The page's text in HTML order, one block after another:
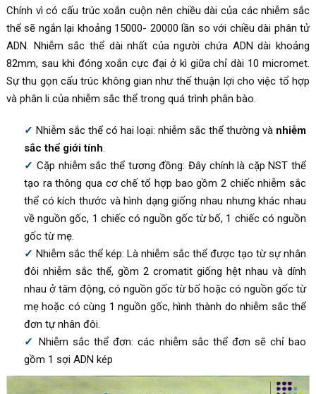
Chính vì có cấu trúc xoắn cuộn nên chiều dài của các nhiễm sắc
thể sẽ ngắn lại khoảng 15000- 20000 lần so với chiều dài phân tử
ADN. Nhiễm sắc thể dài nhất của người chứa ADN dài khoảng
82mm, sau khi đóng xoắn cực đại ở kì giữa chỉ dài 10 micromet.
Sự thu gọn cấu trúc không gian như thế thuận lợi cho việc tổ hợp
và phân li của nhiễm sắc thể trong quá trình phân bào.
Nhiễm sắc thể có hai loại: nhiễm sắc thể thường và nhiễm
sắc thể giới tính.
Cặp nhiễm sắc thể tương đồng: Đây chính là cặp NST thể
tạo ra thông qua cơ chế tổ hợp bao gồm 2 chiếc nhiễm sắc
thể có kích thước và hình dạng giống nhau nhưng khác nhau
về nguồn gốc, 1 chiếc có nguồn gốc từ bố, 1 chiếc có nguồn
gốc từ mẹ.
Nhiễm sắc thể kép: Là nhiễm sắc thể được tạo từ sự nhân
đôi nhiễm sắc thể, gồm 2 cromatit giống hệt nhau và dính
nhau ở tâm động, có nguồn gốc từ bố hoặc có nguồn gốc từ
mẹ hoặc có cùng 1 nguồn gốc, hình thành do nhiễm sắc thể
đơn tự nhân đôi.
Nhiễm sắc thể đơn: các nhiễm sắc thể đơn sẽ chỉ bao
gồm 1 sợi ADN kép